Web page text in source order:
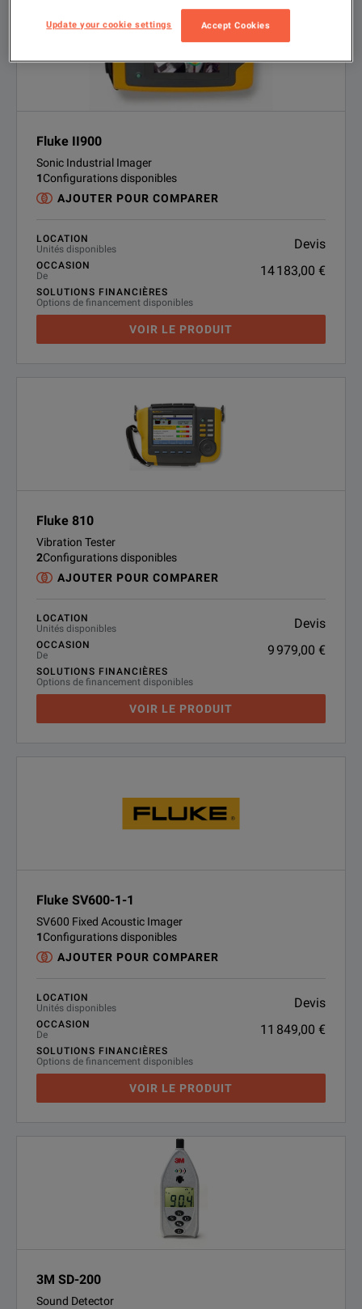
Fluke II900
Sonic Industrial Imager
1Configurations disponibles
AJOUTER POUR COMPARER
LOCATION
Unités disponibles
Devis
OCCASION
De
14 183,00 €
SOLUTIONS FINANCIÈRES
Options de financement disponibles
VOIR LE PRODUIT
Fluke 810
Vibration Tester
2Configurations disponibles
AJOUTER POUR COMPARER
LOCATION
Unités disponibles
Devis
OCCASION
De
9 979,00 €
SOLUTIONS FINANCIÈRES
Options de financement disponibles
VOIR LE PRODUIT
Fluke SV600-1-1
SV600 Fixed Acoustic Imager
1Configurations disponibles
AJOUTER POUR COMPARER
LOCATION
Unités disponibles
Devis
OCCASION
De
11 849,00 €
SOLUTIONS FINANCIÈRES
Options de financement disponibles
VOIR LE PRODUIT
3M SD-200
Sound Detector
Update your cookie settings Accept Cookies